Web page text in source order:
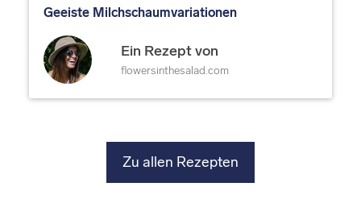
Geeiste Milchschaumvariationen
Ein Rezept von
flowersinthesalad.com
Zu allen Rezepten